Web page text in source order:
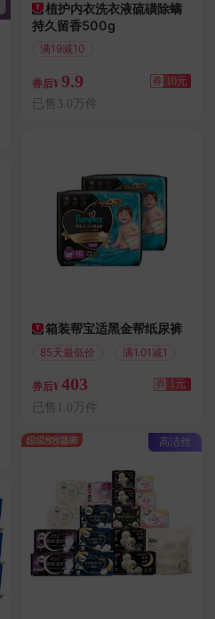
植护内衣洗衣液硫磺除螨
持久留香500g
满19减10
券后¥ 9.9 券 10元
已售3.0万件
箱装帮宝适黑金帮纸尿裤
85天最低价 满1.01减1
券后¥ 403 券 1元
已售1.0万件
高洁丝